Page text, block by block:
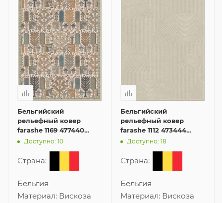
Бельгийский
рельефный ковер
farashe 1169 477440
140x200 см из вискозы
Доступно: 10
Страна:
Бельгия
Материал: Вискоза
Бельгийский
рельефный ковер
farashe 1112 473444
80x125 см из вискозы
Доступно: 18
Страна:
Бельгия
Материал: Вискоза